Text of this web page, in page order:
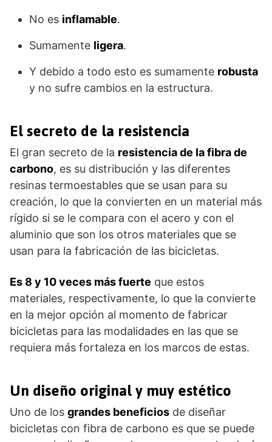
No es inflamable.
Sumamente ligera.
Y debido a todo esto es sumamente robusta
y no sufre cambios en la estructura.
El secreto de la resistencia
El gran secreto de la resistencia de la fibra de
carbono, es su distribución y las diferentes
resinas termoestables que se usan para su
creación, lo que la convierten en un material más
rígido si se le compara con el acero y con el
aluminio que son los otros materiales que se
usan para la fabricación de las bicicletas.
Es 8 y 10 veces más fuerte que estos
materiales, respectivamente, lo que la convierte
en la mejor opción al momento de fabricar
bicicletas para las modalidades en las que se
requiera más fortaleza en los marcos de estas.
Un diseño original y muy estético
Uno de los grandes beneficios de diseñar
bicicletas con fibra de carbono es que se puede